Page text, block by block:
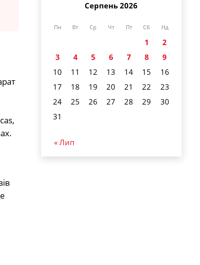
Серпень 2026
Пн Вт Ср Чт Пт Сб Нд
1
2
3
4 5 6 7 8
9
10
11 12 13 14 15
16
17
18 19 20 21 22
23
24
25 26 27 28 29
30
31
« Лип